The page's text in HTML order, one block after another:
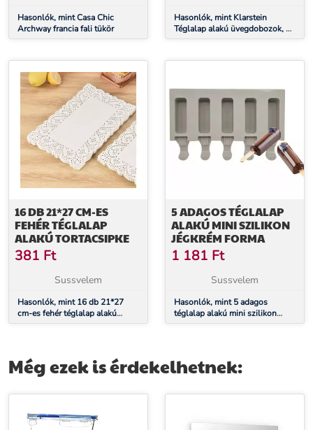
Hasonlók, mint Casa Chic
Archway francia fali tükör
Hasonlók, mint Klarstein
Téglalap alakú üvegdobozok, 4
darabos készlet, 1520 ml, 1040
16 DB 21*27 CM-ES
FEHÉR TÉGLALAP
ALAKÚ TORTACSIPKE
381 Ft
Sussvelem
Hasonlók, mint 16 db 21*27
cm-es fehér téglalap alakú
tortacsipke
5 ADAGOS TÉGLALAP
ALAKÚ MINI SZILIKON
JÉGKRÉM FORMA
1 181 Ft
Sussvelem
Hasonlók, mint 5 adagos
téglalap alakú mini szilikon
jégkrém forma
Még ezek is érdekelhetnek: